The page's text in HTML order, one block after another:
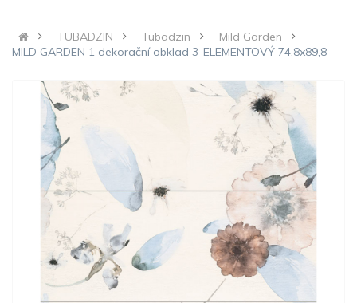
TUBADZIN Tubadzin
Mild Garden
MILD GARDEN 1 dekorační obklad 3-ELEMENTOVÝ 74,8x89,8